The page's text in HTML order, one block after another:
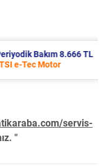
8.666 TL
servis-
"